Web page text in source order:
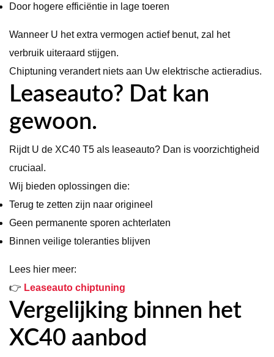
Door hogere efficiëntie in lage toeren
Wanneer U het extra vermogen actief benut, zal het
verbruik uiteraard stijgen.
Chiptuning verandert niets aan Uw elektrische actieradius.
Leaseauto? Dat kan
gewoon.
Rijdt U de XC40 T5 als leaseauto? Dan is voorzichtigheid
cruciaal.
Wij bieden oplossingen die:
Terug te zetten zijn naar origineel
Geen permanente sporen achterlaten
Binnen veilige toleranties blijven
Lees hier meer:
👉 Leaseauto chiptuning
Vergelijking binnen het
XC40 aanbod